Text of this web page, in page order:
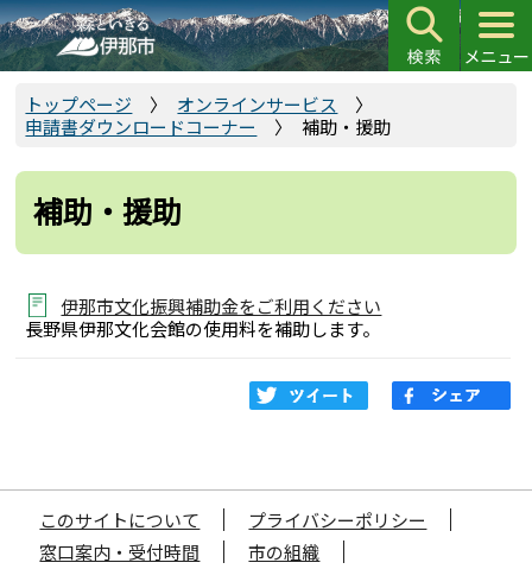
こ
の
ペ
で
トップページ
オンラインサービス
申請書ダウンロードコーナー
補助・援助
補助・援助
伊那市文化振興補助金をご利用ください
長野県伊那文化会館の使用料を補助します。
このサイトについて
プライバシーポリシー
窓口案内・受付時間
市の組織